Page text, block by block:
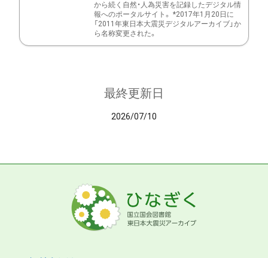
から続く自然・人為災害を記録したデジタル情
報へのポータルサイト。 *2017年1月20日に
「2011年東日本大震災デジタルアーカイブ」か
ら名称変更された。
最終更新日
2026/07/10